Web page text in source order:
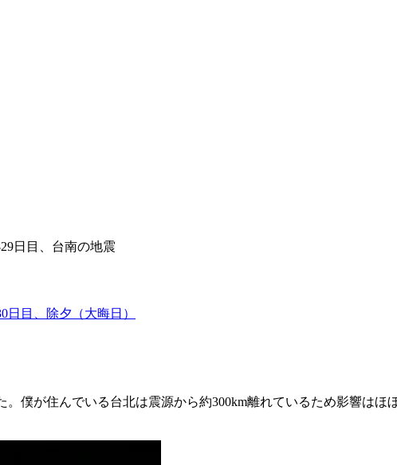
日目、台南の地震
日目、除夕（大晦日）
僕が住んでいる台北は震源から約300km離れているため影響は